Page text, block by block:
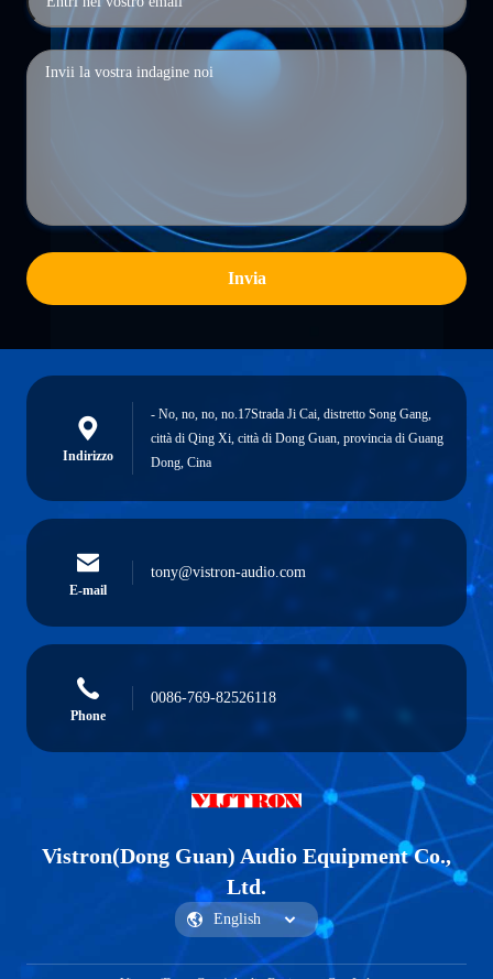
Invia
Indirizzo
- No, no, no, no.17Strada Ji Cai, distretto Song Gang,
città di Qing Xi, città di Dong Guan, provincia di Guang
Dong, Cina
E-mail
tony@vistron-audio.com
Phone
0086-769-82526118
Vistron(Dong Guan) Audio Equipment Co.,
Ltd.